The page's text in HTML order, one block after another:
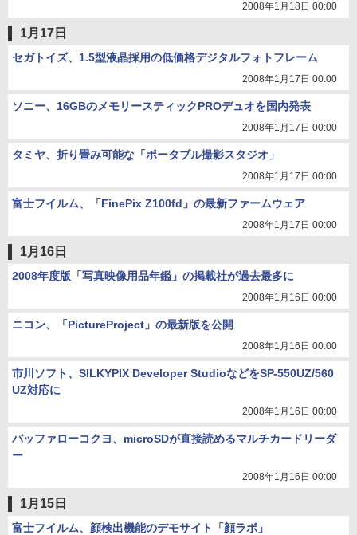
2008年1月18日 00:00
1月17日
セガトイズ、1.5型液晶採用の低価格デジタルフォトフレーム
2008年1月17日 00:00
ソニー、16GBのメモリースティックPROデュオを国内発表
2008年1月17日 00:00
タミヤ、折り畳み可能な「ポータブル撮影スタジオ」
2008年1月17日 00:00
富士フイルム、「FinePix Z100fd」の最新ファームウェア
2008年1月17日 00:00
1月16日
2008年度版「写真映像用品年鑑」の掲載社が過去最多に
2008年1月16日 00:00
ニコン、「PictureProject」の最新版を公開
2008年1月16日 00:00
市川ソフト、SILKYPIX Developer StudioなどをSP-550UZ/560
UZ対応に
2008年1月16日 00:00
バッファローコクヨ、microSDが直接読めるマルチカードリーダ
ー
2008年1月16日 00:00
1月15日
富士フイルム、顔検出機能のデモサイト「顔ラボ」